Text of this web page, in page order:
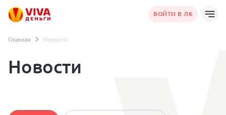
ВОЙТИ В ЛК
Главная Новости
Новости